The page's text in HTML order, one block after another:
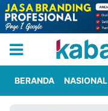
BERANDA NASIONAL